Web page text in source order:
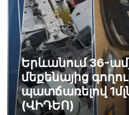
Երևանում 36-
մեքենայից
պատճառելով
(ՎԻԴԵՈ)